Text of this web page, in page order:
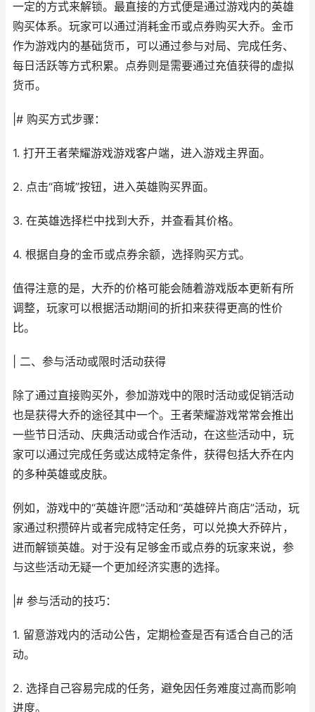
一定的方式来解锁。最直接的方式便是通过游戏内的英雄
购买体系。玩家可以通过消耗金币或点券购买大乔。金币
作为游戏内的基础货币，可以通过参与对局、完成任务、
每日活跃等方式积累。点券则是需要通过充值获得的虚拟
货币。
|# 购买方式步骤：
1. 打开王者荣耀游戏游戏客户端，进入游戏主界面。
2. 点击“商城”按钮，进入英雄购买界面。
3. 在英雄选择栏中找到大乔，并查看其价格。
4. 根据自身的金币或点券余额，选择购买方式。
值得注意的是，大乔的价格可能会随着游戏版本更新有所
调整，玩家可以根据活动期间的折扣来获得更高的性价
比。
| 二、参与活动或限时活动获得
除了通过直接购买外，参加游戏中的限时活动或促销活动
也是获得大乔的途径其中一个。王者荣耀游戏常常会推出
一些节日活动、庆典活动或合作活动，在这些活动中，玩
家可以通过完成任务或达成特定条件，获得包括大乔在内
的多种英雄或皮肤。
例如，游戏中的“英雄许愿”活动和“英雄碎片商店”活动，玩
家通过积攒碎片或者完成特定任务，可以兑换大乔碎片，
进而解锁英雄。对于没有足够金币或点券的玩家来说，参
与这些活动无疑一个更加经济实惠的选择。
|# 参与活动的技巧：
1. 留意游戏内的活动公告，定期检查是否有适合自己的活
动。
2. 选择自己容易完成的任务，避免因任务难度过高而影响
进度。